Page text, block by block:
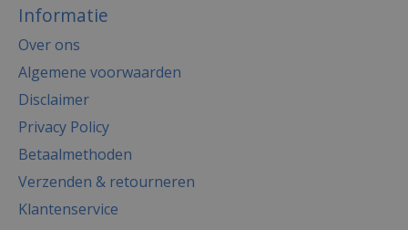
Informatie
Over ons
Algemene voorwaarden
Disclaimer
Privacy Policy
Betaalmethoden
Verzenden & retourneren
Klantenservice